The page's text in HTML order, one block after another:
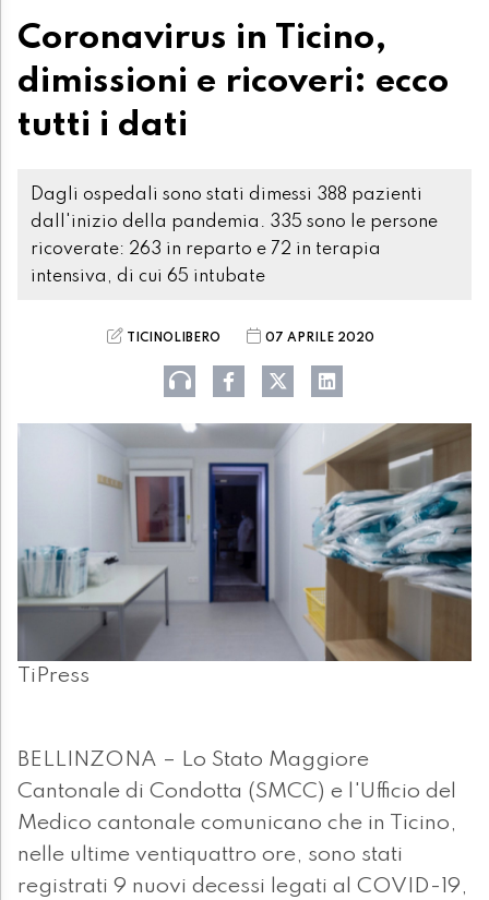
Coronavirus in Ticino,
dimissioni e ricoveri: ecco
tutti i dati
Dagli ospedali sono stati dimessi 388 pazienti
dall'inizio della pandemia. 335 sono le persone
ricoverate: 263 in reparto e 72 in terapia
intensiva, di cui 65 intubate
TICINOLIBERO 07 APRILE 2020
TiPress
BELLINZONA – Lo Stato Maggiore
Cantonale di Condotta (SMCC) e l'Ufficio del
Medico cantonale comunicano che in Ticino,
nelle ultime ventiquattro ore, sono stati
registrati 9 nuovi decessi legati al COVID-19,